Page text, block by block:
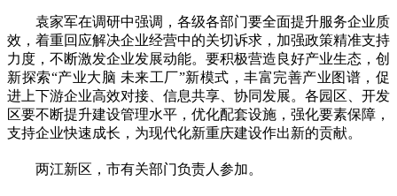
袁家军在调研中强调，各级各部门要全面提升服务企业质
效，着重回应解决企业经营中的关切诉求，加强政策精准支持
力度，不断激发企业发展动能。要积极营造良好产业生态，创
新探索“产业大脑 未来工厂”新模式，丰富完善产业图谱，促
进上下游企业高效对接、信息共享、协同发展。各园区、开发
区要不断提升建设管理水平，优化配套设施，强化要素保障，
支持企业快速成长，为现代化新重庆建设作出新的贡献。
两江新区，市有关部门负责人参加。